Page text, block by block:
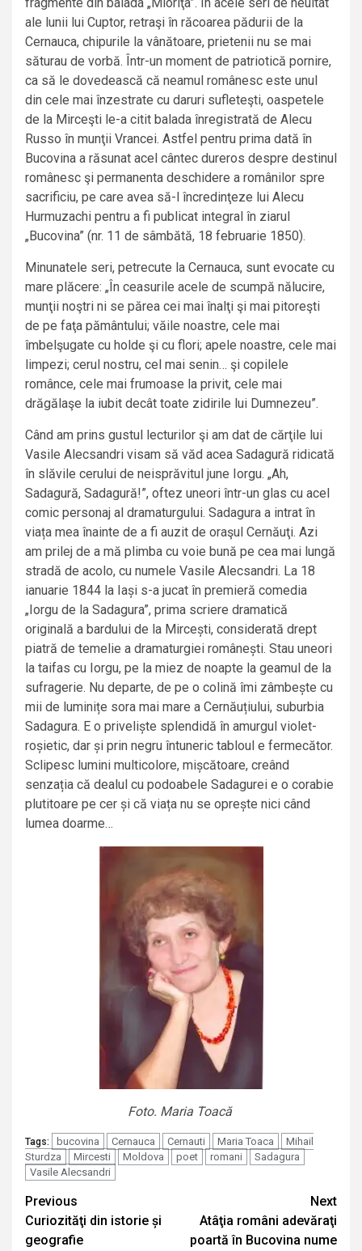
fragmente din balada „Mioriţa”. În acele seri de neuitat
ale lunii lui Cuptor, retraşi în răcoarea pădurii de la
Cernauca, chipurile la vânătoare, prietenii nu se mai
săturau de vorbă. Într-un moment de patriotică pornire,
ca să le dovedească că neamul românesc este unul
din cele mai înzestrate cu daruri sufleteşti, oaspetele
de la Mirceşti le-a citit balada înregistrată de Alecu
Russo în munţii Vrancei. Astfel pentru prima dată în
Bucovina a răsunat acel cântec dureros despre destinul
românesc şi permanenta deschidere a românilor spre
sacrificiu, pe care avea să-l încredinţeze lui Alecu
Hurmuzachi pentru a fi publicat integral în ziarul
„Bucovina” (nr. 11 de sâmbătă, 18 februarie 1850).
Minunatele seri, petrecute la Cernauca, sunt evocate cu
mare plăcere: „În ceasurile acele de scumpă nălucire,
munţii noştri ni se părea cei mai înalţi şi mai pitoreşti
de pe faţa pământului; văile noastre, cele mai
îmbelşugate cu holde şi cu flori; apele noastre, cele mai
limpezi; cerul nostru, cel mai senin… şi copilele
românce, cele mai frumoase la privit, cele mai
drăgălaşe la iubit decât toate zidirile lui Dumnezeu”.
Când am prins gustul lecturilor şi am dat de cărţile lui
Vasile Alecsandri visam să văd acea Sadagură ridicată
în slăvile cerului de neisprăvitul june Iorgu. „Ah,
Sadagură, Sadagură!”, oftez uneori într-un glas cu acel
comic personaj al dramaturgului. Sadagura a intrat în
viața mea înainte de a fi auzit de oraşul Cernăuţi. Azi
am prilej de a mă plimba cu voie bună pe cea mai lungă
stradă de acolo, cu numele Vasile Alecsandri. La 18
ianuarie 1844 la Iași s-a jucat în premieră comedia
„Iorgu de la Sadagura”, prima scriere dramatică
originală a bardului de la Mircești, considerată drept
piatră de temelie a dramaturgiei românești. Stau uneori
la taifas cu Iorgu, pe la miez de noapte la geamul de la
sufragerie. Nu departe, de pe o colină îmi zâmbește cu
mii de luminițe sora mai mare a Cernăuțiului, suburbia
Sadagura. E o priveliște splendidă în amurgul violet-
roșietic, dar și prin negru întuneric tabloul e fermecător.
Sclipesc lumini multicolore, mișcătoare, creând
senzația că dealul cu podoabele Sadagurei e o corabie
plutitoare pe cer și că viața nu se oprește nici când
lumea doarme…
Foto. Maria Toacă
Tags: bucovina Cernauca Cernauti Maria Toaca
Mihail
Sturdza
Mircesti Moldova poet romani
Sadagura
Vasile Alecsandri
Continue
Reading
Previous
Curiozităţi din istorie și
geografie
Next
Atâţia români adevăraţi
poartă în Bucovina nume